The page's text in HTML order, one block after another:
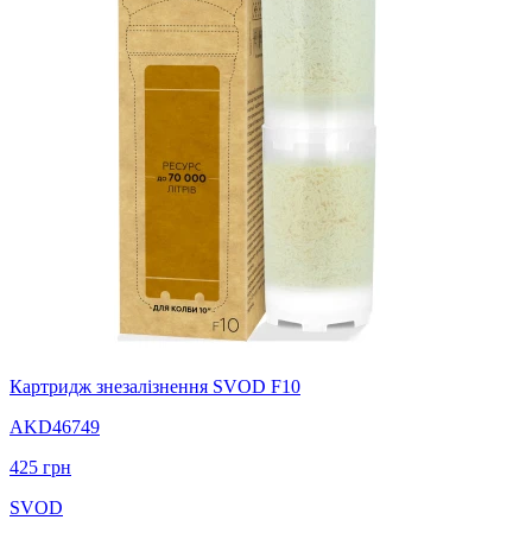
Картридж знезалізнення SVOD F10
AKD46749
425 грн
SVOD